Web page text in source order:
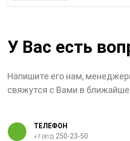
У Вас есть
Напишите его нам,
свяжутся с Вами в
ТЕЛЕФОН
+7 (812) 250-23-50